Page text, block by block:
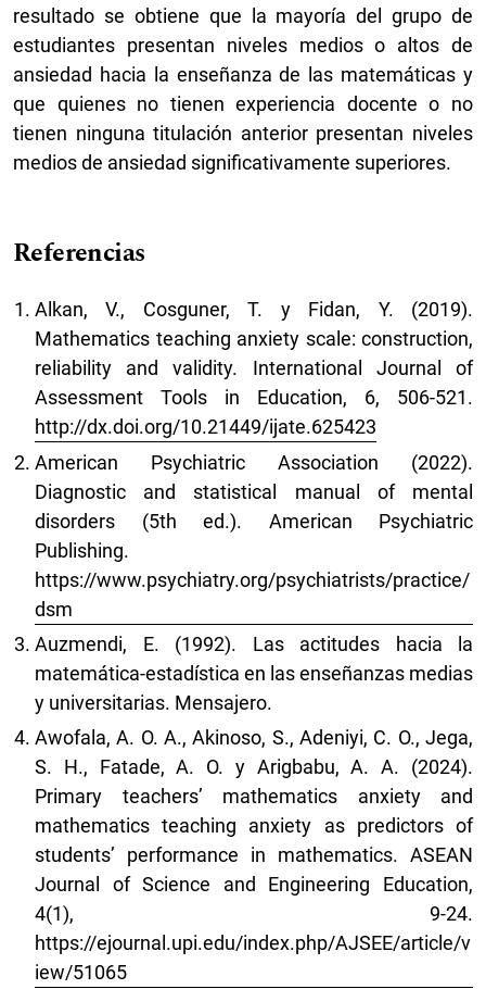
resultado se obtiene que la mayoría del grupo de
estudiantes presentan niveles medios o altos de
ansiedad hacia la enseñanza de las matemáticas y
que quienes no tienen experiencia docente o no
tienen ninguna titulación anterior presentan niveles
medios de ansiedad significativamente superiores.
Referencias
Alkan, V., Cosguner, T. y Fidan, Y. (2019).
Mathematics teaching anxiety scale: construction,
reliability and validity. International Journal of
Assessment Tools in Education, 6, 506-521.
http://dx.doi.org/10.21449/ijate.625423
American Psychiatric Association (2022).
Diagnostic and statistical manual of mental
disorders (5th ed.). American Psychiatric
Publishing.
https://www.psychiatry.org/psychiatrists/practice/
dsm
Auzmendi, E. (1992). Las actitudes hacia la
matemática-estadística en las enseñanzas medias
y universitarias. Mensajero.
Awofala, A. O. A., Akinoso, S., Adeniyi, C. O., Jega,
S. H., Fatade, A. O. y Arigbabu, A. A. (2024).
Primary teachers’ mathematics anxiety and
mathematics teaching anxiety as predictors of
students’ performance in mathematics. ASEAN
Journal of Science and Engineering Education,
4(1), 9-24.
https://ejournal.upi.edu/index.php/AJSEE/article/v
iew/51065